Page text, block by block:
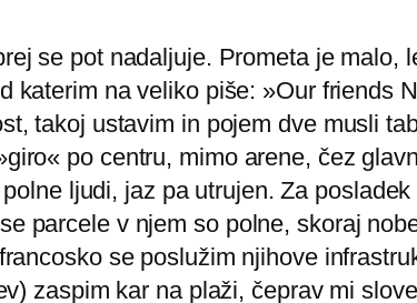
se pot nadaljuje. Prometa je
katerim na veliko piše: »Our friends
takoj ustavim in pojem dve musli
po centru, mimo arene, čez
ljudi, jaz pa utrujen. Za
parcele v njem so polne, skoraj
se poslužim njihove
zaspim kar na plaži, čeprav mi